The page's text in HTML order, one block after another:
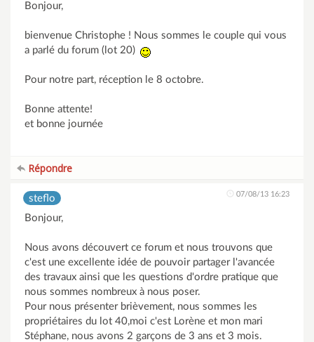
Bonjour,
bienvenue Christophe ! Nous sommes le couple qui vous
a parlé du forum (lot 20)
Pour notre part, réception le 8 octobre.
Bonne attente!
et bonne journée
Répondre
steflo 07/08/13 16:23
Bonjour,
Nous avons découvert ce forum et nous trouvons que
c'est une excellente idée de pouvoir partager l'avancée
des travaux ainsi que les questions d'ordre pratique que
nous sommes nombreux à nous poser.
Pour nous présenter brièvement, nous sommes les
propriétaires du lot 40,moi c'est Lorène et mon mari
Stéphane, nous avons 2 garçons de 3 ans et 3 mois.